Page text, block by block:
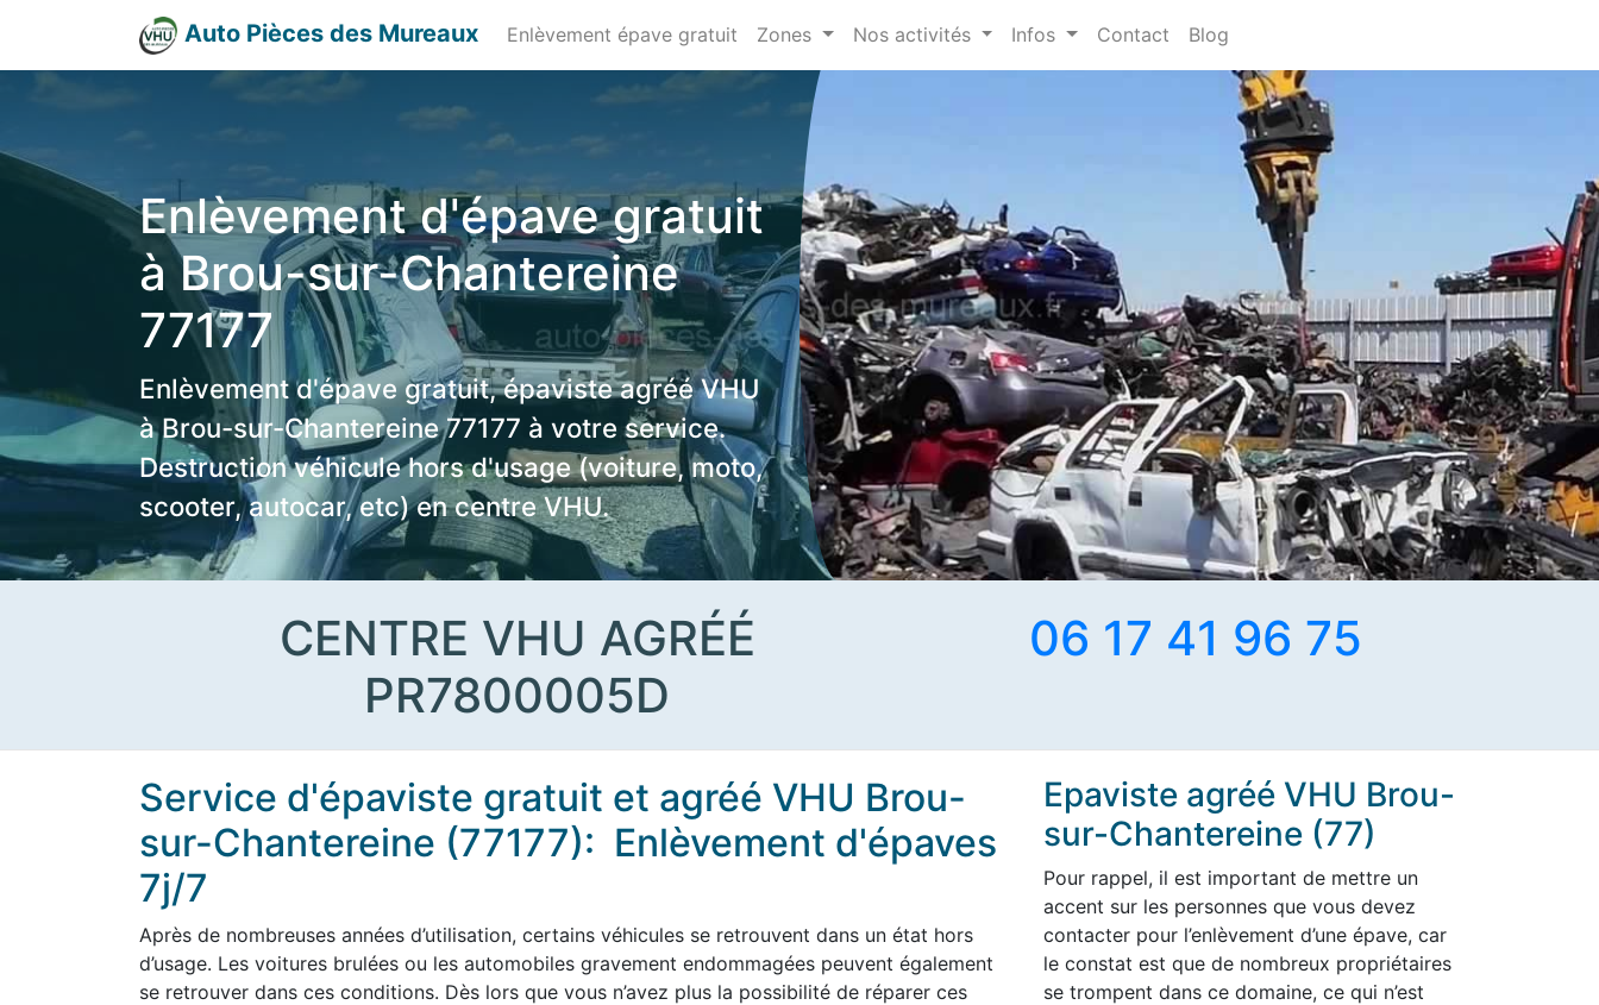
Auto Pièces des Mureaux Enlèvement épave gratuit Zones Nos activités Infos Contact Blog
Enlèvement d'épave gratuit
à Brou-sur-Chantereine
77177
Enlèvement d'épave gratuit, épaviste agréé VHU
à Brou-sur-Chantereine 77177 à votre service.
Destruction véhicule hors d'usage (voiture, moto,
scooter, autocar, etc) en centre VHU.
CENTRE VHU AGRÉÉ
PR7800005D
06 17 41 96 75
Service d'épaviste gratuit et agréé VHU Brou-
sur-Chantereine (77177): Enlèvement d'épaves
7j/7
Après de nombreuses années d’utilisation, certains véhicules se retrouvent dans un état hors
d’usage. Les voitures brulées ou les automobiles gravement endommagées peuvent également
se retrouver dans ces conditions. Dès lors que vous n’avez plus la possibilité de réparer ces
Epaviste agréé VHU Brou-
sur-Chantereine (77)
Pour rappel, il est important de mettre un
accent sur les personnes que vous devez
contacter pour l’enlèvement d’une épave, car
le constat est que de nombreux propriétaires
se trompent dans ce domaine, ce qui n’est